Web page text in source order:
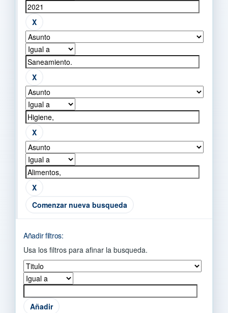
Comenzar nueva busqueda
Añadir filtros:
Usa los filtros para afinar la busqueda.